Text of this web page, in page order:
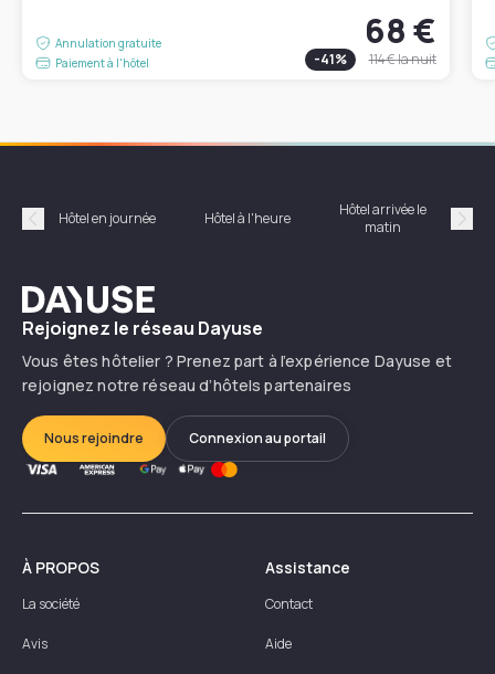
Annulation gratuite
Paiement à l'hôtel
68 €
-41% 114 €la nuit
Précédent
Hôtel en journée Hôtel à l'heure
Hôtel arrivée le
matin
Dayuse
Rejoignez le réseau Dayuse
Vous êtes hôtelier ? Prenez part à l’expérience Dayuse et
rejoignez notre réseau d’hôtels partenaires
Nous rejoindre Connexion au portail
À PROPOS
La société
Avis
Assistance
Contact
Aide